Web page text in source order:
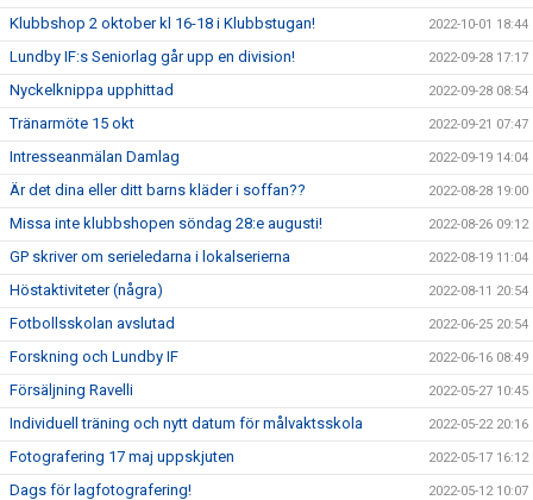
Klubbshop 2 oktober kl 16-18 i Klubbstugan! 2022-10-01 18:44
Lundby IF:s Seniorlag går upp en division! 2022-09-28 17:17
Nyckelknippa upphittad 2022-09-28 08:54
Tränarmöte 15 okt 2022-09-21 07:47
Intresseanmälan Damlag 2022-09-19 14:04
Är det dina eller ditt barns kläder i soffan?? 2022-08-28 19:00
Missa inte klubbshopen söndag 28:e augusti! 2022-08-26 09:12
GP skriver om serieledarna i lokalserierna 2022-08-19 11:04
Höstaktiviteter (några) 2022-08-11 20:54
Fotbollsskolan avslutad 2022-06-25 20:54
Forskning och Lundby IF 2022-06-16 08:49
Försäljning Ravelli 2022-05-27 10:45
Individuell träning och nytt datum för målvaktsskola 2022-05-22 20:16
Fotografering 17 maj uppskjuten 2022-05-17 16:12
Dags för lagfotografering! 2022-05-12 10:07